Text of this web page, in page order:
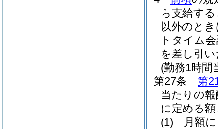
ら支給す
以外のと
トタイム
を差し引
(勤務1時間
第27条
第
当たりの
に定める
(1)
月額